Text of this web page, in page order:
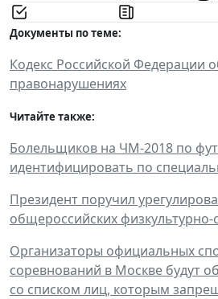
Документы по теме:
Кодекс Российской Федерации
правонарушениях
Читайте также:
Болельщиков на ЧМ-2018 по
идентифицировать по
Президент поручил
общероссийских
Организаторы официальных
соревнований в Москве будут
со списком лиц, которым